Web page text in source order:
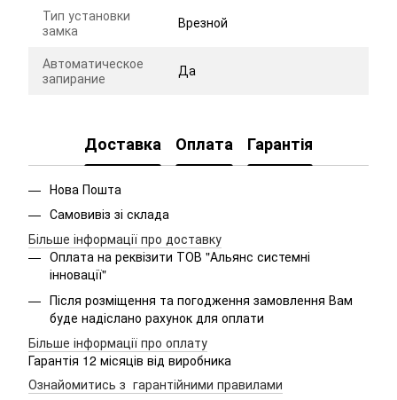
Тип установки
замка
Врезной
Автоматическое
запирание
Да
Доставка Оплата Гарантія
Нова Пошта
Самовивіз зі склада
Більше інформації про доставку
Оплата на реквізити ТОВ "Альянс системні
інновації"
Після розміщення та погодження замовлення Вам
буде надіслано рахунок для оплати
Більше інформації про оплату
Гарантія 12 місяців від виробника
Ознайомитись з гарантійними правилами